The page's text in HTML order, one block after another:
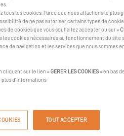
tous les cookies. Parce que nous attachons le plus
de ne pas autoriser certains types de
de cookies que vous souhaitez accepter ou sur «
les cookies nécessaires au fonctionnement du site
de navigation et les services que nous sommes
cliquant sur le lien «GERER LES COOKIES » en bas
plus d’informations
TOUT ACCEPTER